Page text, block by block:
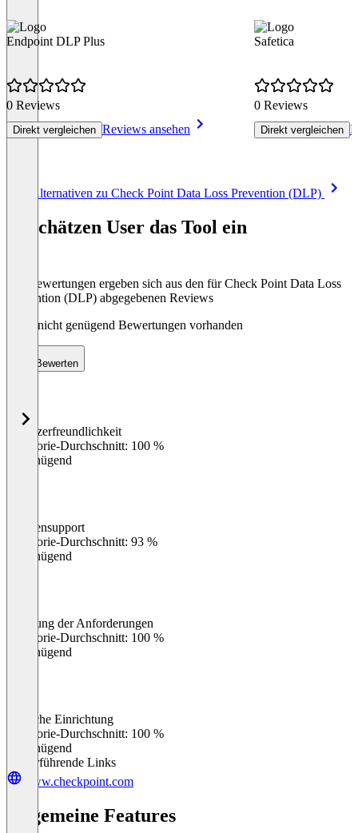
Endpoint DLP Plus
0 Reviews
Direkt vergleichen Reviews ansehen
Safetica
0 Reviews
Direkt vergleichen
Alle Alternativen zu Check Point Data Loss Prevention (DLP)
So schätzen User das Tool ein
Die Bewertungen ergeben sich aus den für Check Point Data Loss
Prevention (DLP) abgegebenen Reviews
Noch nicht genügend Bewertungen vorhanden
Bewerten
Benutzerfreundlichkeit
Kategorie-Durchschnitt: 100 %
Ungenügend
Kundensupport
Kategorie-Durchschnitt: 93 %
Ungenügend
Erfüllung der Anforderungen
Kategorie-Durchschnitt: 100 %
Ungenügend
Einfache Einrichtung
Kategorie-Durchschnitt: 100 %
Ungenügend
Weiterführende Links
www.checkpoint.com
Allgemeine Features